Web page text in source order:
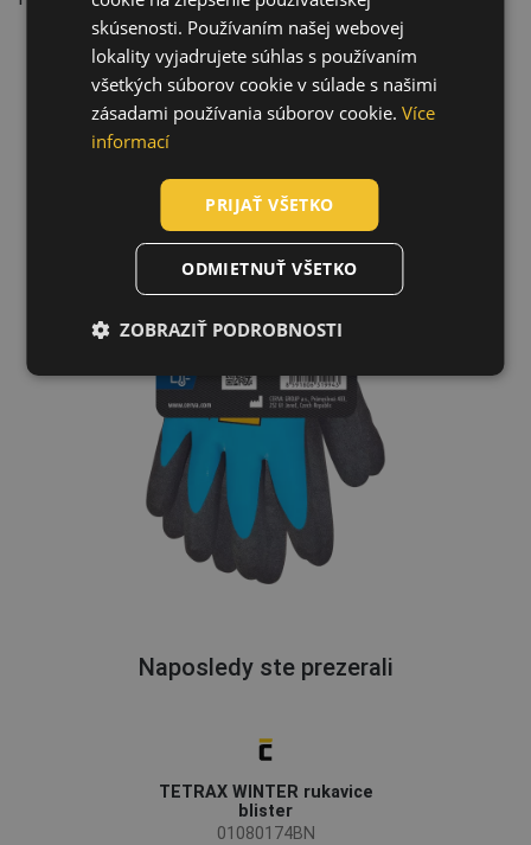
Naposledy ste prezerali
TETRAX WINTER rukavice
blister
01080174BN
SLOVAK
ROMANIAN
LATVIAN
SPANISH
skúsenosti. Používaním našej webovej
lokality vyjadrujete súhlas s používaním
všetkých súborov cookie v súlade s našimi
zásadami používania súborov cookie. Více
informací
PRIJAŤ VŠETKO
ODMIETNUŤ VŠETKO
ZOBRAZIŤ PODROBNOSTI